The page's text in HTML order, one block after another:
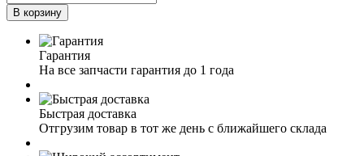
В корзину
Гарантия
На все запчасти гарантия до 1 года
Быстрая доставка
Отгрузим товар в тот же день с ближайшего склада